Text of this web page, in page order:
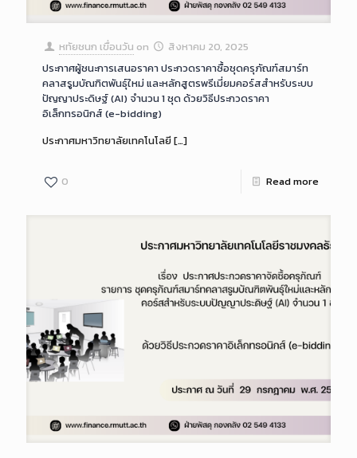
หทัยชนก เขื่อนวัน on
สิงหาคม 20, 2025
ประกาศผู้ชนะการเสนอราคา ประกวดราคาซื้อชุดครุภัณฑ์สมาร์ท
คลาสรูมบัณฑิตพันธุ์ใหม่ และหลักสูตรพรีเมี่ยมคอร์สสำหรับระบบ
ปัญญาประดิษฐ์ (AI) จำนวน 1 ชุด ด้วยวิธีประกวดราคา
อิเล็กทรอนิกส์ (e-bidding)
ประกาศมหาวิทยาลัยเทคโนโลยี[…]
0 Read more